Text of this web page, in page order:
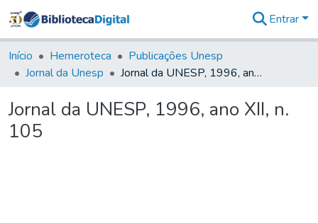
&
Coleções
Tudo na
Digital
Entrar
Início Hemeroteca
Publicações Unesp
Jornal da Unesp
Jornal da UNESP, 1996, ano XII, n. 105
Jornal da UNESP, 1996, ano XII, n.
105